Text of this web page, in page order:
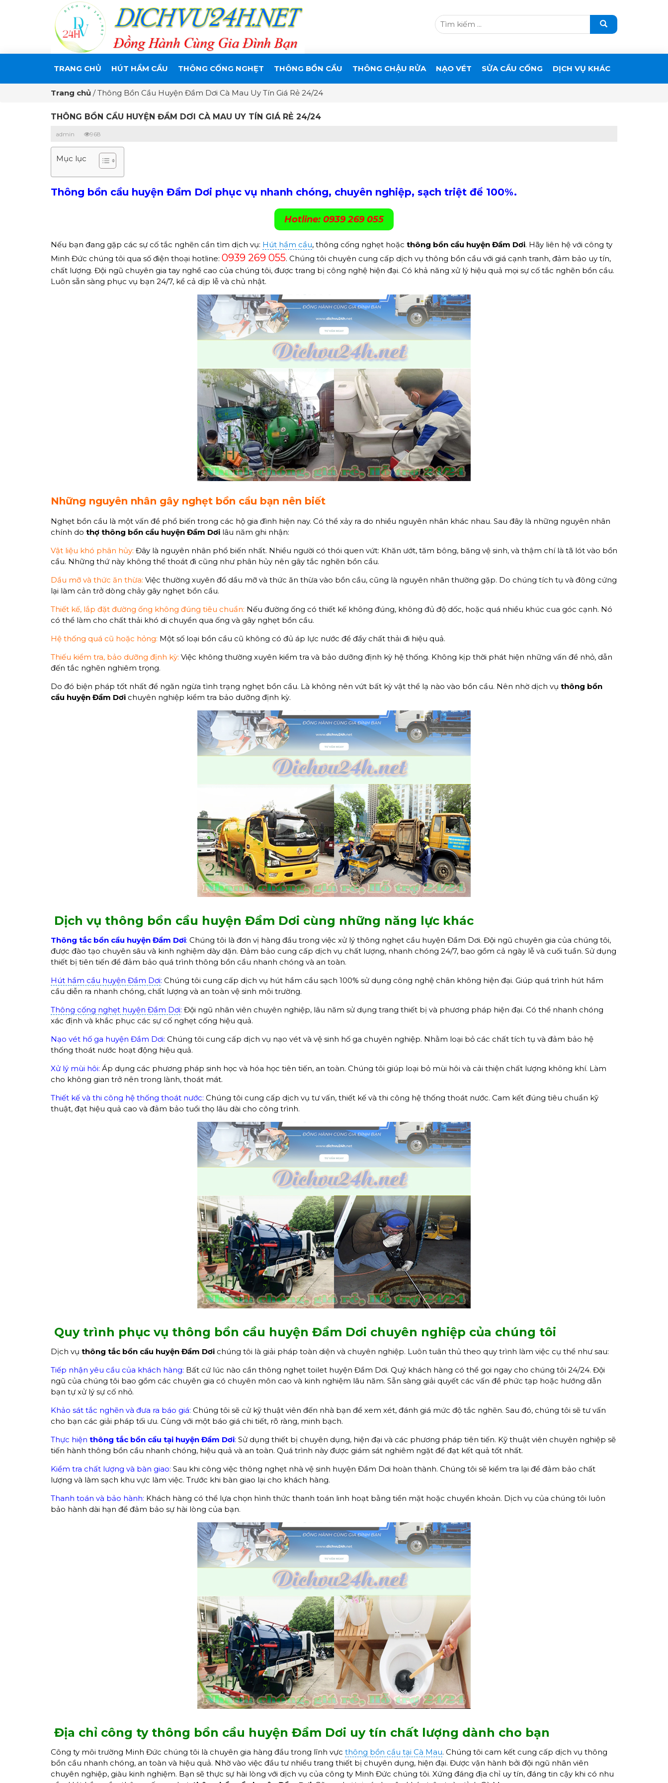
TRANG CHỦ HÚT HẦM CẦU THÔNG CỐNG NGHẸT THÔNG BỒN CẦU THÔNG CHẬU RỬA NẠO VÉT SỬA CẦU CỐNG DỊCH VỤ KHÁC
Trang chủ /Thông Bồn Cầu Huyện Đầm Dơi Cà Mau Uy Tín Giá Rẻ 24/24
THÔNG BỒN CẦU HUYỆN ĐẦM DƠI CÀ MAU UY TÍN GIÁ RẺ 24/24
admin 968
Mục lục
Thông bồn cầu huyện Đầm Dơi phục vụ nhanh chóng, chuyên nghiệp, sạch triệt để 100%.
Hotline: 0939 269 055
Nếu bạn đang gặp các sự cố tắc nghẽn cần tìm dịch vụ: Hút hầm cầu, thông cống nghẹt hoặc thông bồn cầu huyện Đầm Dơi. Hãy liên hệ với công ty
Minh Đức chúng tôi qua số điện thoại hotline: 0939 269 055. Chúng tôi chuyên cung cấp dịch vụ thông bồn cầu với giá cạnh tranh, đảm bảo uy tín,
chất lượng. Đội ngũ chuyên gia tay nghề cao của chúng tôi, được trang bị công nghệ hiện đại. Có khả năng xử lý hiệu quả mọi sự cố tắc nghẽn bồn cầu.
Luôn sẵn sàng phục vụ bạn 24/7, kể cả dịp lễ và chủ nhật.
Những nguyên nhân gây nghẹt bồn cầu bạn nên biết
Nghẹt bồn cầu là một vấn đề phổ biến trong các hộ gia đình hiện nay. Có thể xảy ra do nhiều nguyên nhân khác nhau. Sau đây là những nguyên nhân
chính do thợ thông bồn cầu huyện Đầm Dơi lâu năm ghi nhận:
Vật liệu khó phân hủy: Đây là nguyên nhân phổ biến nhất. Nhiều người có thói quen vứt: Khăn ướt, tăm bông, băng vệ sinh, và thậm chí là tã lót vào bồn
cầu. Những thứ này không thể thoát đi cũng như phân hủy nên gây tắc nghẽn bồn cầu.
Dầu mỡ và thức ăn thừa: Việc thường xuyên đổ dầu mỡ và thức ăn thừa vào bồn cầu, cũng là nguyên nhân thường gặp. Do chúng tích tụ và đông cứng
lại làm cản trở dòng chảy gây nghẹt bồn cầu.
Thiết kế, lắp đặt đường ống không đúng tiêu chuẩn: Nếu đường ống có thiết kế không đúng, không đủ độ dốc, hoặc quá nhiều khúc cua góc cạnh. Nó
có thể làm cho chất thải khó di chuyển qua ống và gây nghẹt bồn cầu.
Hệ thống quá cũ hoặc hỏng: Một số loại bồn cầu cũ không có đủ áp lực nước để đẩy chất thải đi hiệu quả.
Thiếu kiểm tra, bảo dưỡng định kỳ: Việc không thường xuyên kiểm tra và bảo dưỡng định kỳ hệ thống. Không kịp thời phát hiện những vấn đề nhỏ, dẫn
đến tắc nghẽn nghiêm trọng.
Do đó biện pháp tốt nhất để ngăn ngừa tình trạng nghẹt bồn cầu. Là không nên vứt bất kỳ vật thể lạ nào vào bồn cầu. Nên nhờ dịch vụ thông bồn
cầu huyện Đầm Dơi chuyên nghiệp kiểm tra bảo dưỡng định kỳ.
Dịch vụ thông bồn cầu huyện Đầm Dơi cùng những năng lực khác
Thông tắc bồn cầu huyện Đầm Dơi: Chúng tôi là đơn vị hàng đầu trong việc xử lý thông nghẹt cầu huyện Đầm Dơi. Đội ngũ chuyên gia của chúng tôi,
được đào tạo chuyên sâu và kinh nghiệm dày dặn. Đảm bảo cung cấp dịch vụ chất lượng, nhanh chóng 24/7, bao gồm cả ngày lễ và cuối tuần. Sử dụng
thiết bị tiên tiến để đảm bảo quá trình thông bồn cầu nhanh chóng và an toàn.
Hút hầm cầu huyện Đầm Dơi: Chúng tôi cung cấp dịch vụ hút hầm cầu sạch 100% sử dụng công nghệ chân không hiện đại. Giúp quá trình hút hầm
cầu diễn ra nhanh chóng, chất lượng và an toàn vệ sinh môi trường.
Thông cống nghẹt huyện Đầm Dơi: Đội ngũ nhân viên chuyên nghiệp, lâu năm sử dụng trang thiết bị và phương pháp hiện đại. Có thể nhanh chóng
xác định và khắc phục các sự cố nghẹt cống hiệu quả.
Nạo vét hố ga huyện Đầm Dơi: Chúng tôi cung cấp dịch vụ nạo vét và vệ sinh hố ga chuyên nghiệp. Nhằm loại bỏ các chất tích tụ và đảm bảo hệ
thống thoát nước hoạt động hiệu quả.
Xử lý mùi hôi: Áp dụng các phương pháp sinh học và hóa học tiên tiến, an toàn. Chúng tôi giúp loại bỏ mùi hôi và cải thiện chất lượng không khí. Làm
cho không gian trở nên trong lành, thoát mát.
Thiết kế và thi công hệ thống thoát nước: Chúng tôi cung cấp dịch vụ tư vấn, thiết kế và thi công hệ thống thoát nước. Cam kết đúng tiêu chuẩn kỹ
thuật, đạt hiệu quả cao và đảm bảo tuổi thọ lâu dài cho công trình.
Quy trình phục vụ thông bồn cầu huyện Đầm Dơi chuyên nghiệp của chúng tôi
Dịch vụ thông tắc bồn cầu huyện Đầm Dơi chúng tôi là giải pháp toàn diện và chuyên nghiệp. Luôn tuân thủ theo quy trình làm việc cụ thể như sau:
Tiếp nhận yêu cầu của khách hàng: Bất cứ lúc nào cần thông nghẹt toilet huyện Đầm Dơi. Quý khách hàng có thể gọi ngay cho chúng tôi 24/24. Đội
ngũ của chúng tôi bao gồm các chuyên gia có chuyên môn cao và kinh nghiệm lâu năm. Sẵn sàng giải quyết các vấn đề phức tạp hoặc hướng dẫn
bạn tự xử lý sự cố nhỏ.
Khảo sát tắc nghẽn và đưa ra báo giá: Chúng tôi sẽ cử kỹ thuật viên đến nhà bạn để xem xét, đánh giá mức độ tắc nghẽn. Sau đó, chúng tôi sẽ tư vấn
cho bạn các giải pháp tối ưu. Cùng với một báo giá chi tiết, rõ ràng, minh bạch.
Thực hiện thông tắc bồn cầu tại huyện Đầm Dơi: Sử dụng thiết bị chuyên dụng, hiện đại và các phương pháp tiên tiến. Kỹ thuật viên chuyên nghiệp sẽ
tiến hành thông bồn cầu nhanh chóng, hiệu quả và an toàn. Quá trình này được giám sát nghiêm ngặt để đạt kết quả tốt nhất.
Kiểm tra chất lượng và bàn giao: Sau khi công việc thông nghẹt nhà vệ sinh huyện Đầm Dơi hoàn thành. Chúng tôi sẽ kiểm tra lại để đảm bảo chất
lượng và làm sạch khu vực làm việc. Trước khi bàn giao lại cho khách hàng.
Thanh toán và bảo hành: Khách hàng có thể lựa chọn hình thức thanh toán linh hoạt bằng tiền mặt hoặc chuyển khoản. Dịch vụ của chúng tôi luôn
bảo hành dài hạn để đảm bảo sự hài lòng của bạn.
Địa chỉ công ty thông bồn cầu huyện Đầm Dơi uy tín chất lượng dành cho bạn
Công ty môi trường Minh Đức chúng tôi là chuyên gia hàng đầu trong lĩnh vực thông bồn cầu tại Cà Mau. Chúng tôi cam kết cung cấp dịch vụ thông
bồn cầu nhanh chóng, an toàn và hiệu quả. Nhờ vào việc đầu tư nhiều trang thiết bị chuyên dụng, hiện đại. Được vận hành bởi đội ngũ nhân viên
chuyên nghiệp, giàu kinh nghiệm. Bạn sẽ thực sự hài lòng với dịch vụ của công ty Minh Đức chúng tôi. Xứng đáng địa chỉ uy tín, đáng tin cậy khi có nhu